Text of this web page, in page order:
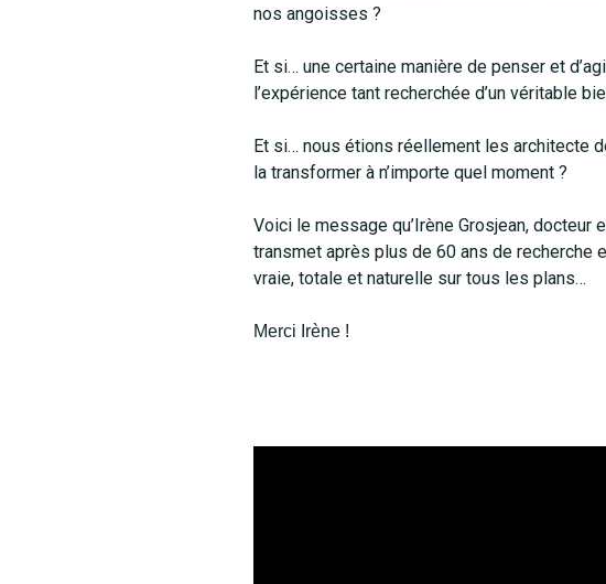
nos angoisses ?
Et si… une certaine manière de penser et
l’expérience tant recherchée d’un véritable
Et si… nous étions réellement les architecte
la transformer à n’importe quel moment ?
Voici le message qu’Irène Grosjean, docteur
transmet après plus de 60 ans de recherche
vraie, totale et naturelle sur tous les plans…
Merci Irène !